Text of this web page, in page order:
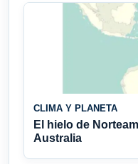
CLIMA Y PLANETA
El hielo de
Australia